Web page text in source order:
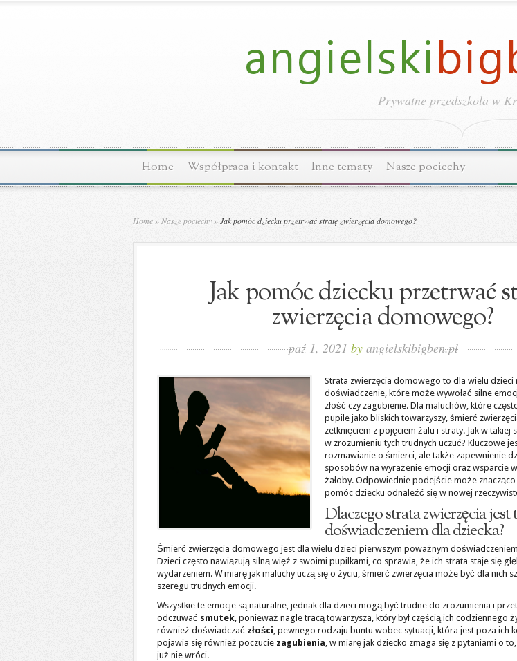
Prywatne przedszkola w
Home Współpraca i kontakt Inne tematy Nasze pociechy
Home » Nasze pociechy »Jak pomóc dziecku przetrwać stratę zwierzęcia domowego?
Jak pomóc dziecku przetrwać
zwierzęcia domowego?
paź 1, 2021 by angielskibigben.pl
Strata zwierzęcia domowego to dla wielu dzieci
doświadczenie, które może wywołać silne
złość czy zagubienie. Dla maluchów, które
pupile jako bliskich towarzyszy, śmierć
zetknięciem z pojęciem żalu i straty. Jak w takiej
w zrozumieniu tych trudnych uczuć? Kluczowe
rozmawianie o śmierci, ale także zapewnienie
sposobów na wyrażenie emocji oraz wsparcie
żałoby. Odpowiednie podejście może znacząco
pomóc dziecku odnaleźć się w nowej
Dlaczego strata zwierzęcia
doświadczeniem dla dziecka?
Śmierć zwierzęcia domowego jest dla wielu dzieci pierwszym poważnym
Dzieci często nawiązują silną więź z swoimi pupilkami, co sprawia, że ich strata staje się
wydarzeniem. W miarę jak maluchy uczą się o życiu, śmierć zwierzęcia może być dla nich
szeregu trudnych emocji.
Wszystkie te emocje są naturalne, jednak dla dzieci mogą być trudne do zrozumienia i
odczuwać smutek, ponieważ nagle tracą towarzysza, który był częścią ich codziennego
również doświadczać złości, pewnego rodzaju buntu wobec sytuacji, która jest poza ich
pojawia się również poczucie zagubienia, w miarę jak dziecko zmaga się z pytaniami o
już nie wróci.